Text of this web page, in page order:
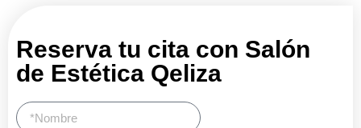
Reserva tu cita con Salón
de Estética Qeliza